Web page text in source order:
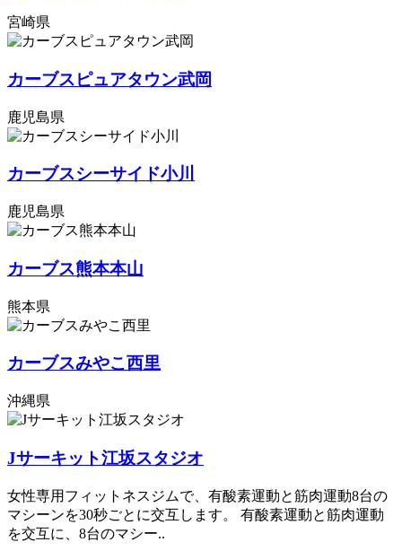
宮崎県
カーブスピュアタウン武岡
鹿児島県
カーブスシーサイド小川
鹿児島県
カーブス熊本本山
熊本県
カーブスみやこ西里
沖縄県
Jサーキット江坂スタジオ
女性専用フィットネスジムで、有酸素運動と筋肉運動8台の
マシーンを30秒ごとに交互します。 有酸素運動と筋肉運動
を交互に、8台のマシー..